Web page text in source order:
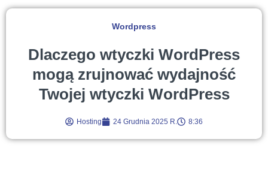
Wordpress
Dlaczego wtyczki WordPress
mogą zrujnować wydajność
Twojej wtyczki WordPress
Hosting 24 Grudnia 2025 R. 8:36